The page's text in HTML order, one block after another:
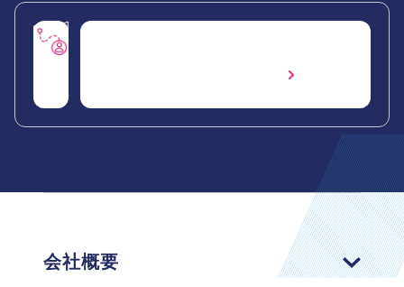
Acquia DAM 製品ロードマップの
会社概要